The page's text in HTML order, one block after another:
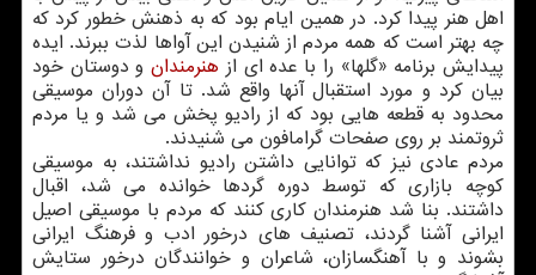
اهل هنر پیدا کرد. در همین ایام بود که به ذهنش خطور کرد که
چه بهتر است که همه مردم از شنیدن این آواها لذت ببرند. ایده
پیدایش برنامه «گلها» را با عده ای از هنرمندانو دوستان خود
بیان کرد و مورد استقبال آنها واقع شد. تا آن دوران موسیقی
محدود به قطعه هایی بود که از رادیو پخش می شد و یا مردم
ثروتمند بر روی صفحات گرامافون می شنیدند.
مردم عادی نیز که توانایی داشتن رادیو نداشتند، به موسیقی
کوچه بازاری که توسط دوره گردها خوانده می شد، اقبال
داشتند. بنا شد هنرمندان کاری کنند که مردم با موسیقی اصیل
ایرانی آشنا گردند، تصنیف های درخور ادب و فرهنگ ایرانی
بشوند و با آهنگسازان، شاعران و خوانندگان درخور ستایش